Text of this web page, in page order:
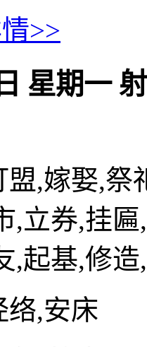
>>
星期一
盟,嫁娶,
,立券,挂
,起基,修
络,安床